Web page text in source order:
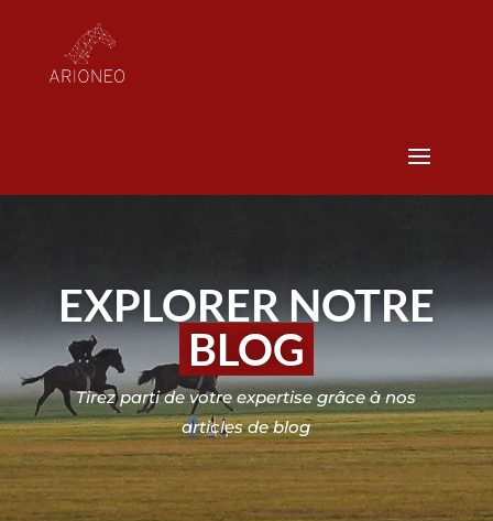
EXPLORER NOTRE
BLOG
Tirez parti de votre expertise grâce à nos
articles de blog